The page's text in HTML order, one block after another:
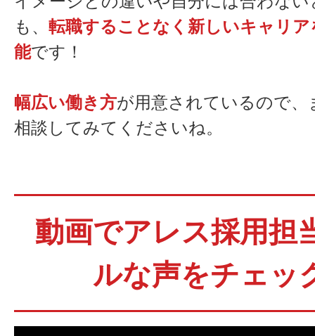
ワイズホームのHPは
も、 転職することなく新しいキャリ
能です！
幅広い働き方が用意されているので、
相談してみてくださいね。
動画でアレス採用担
ルな声をチェッ